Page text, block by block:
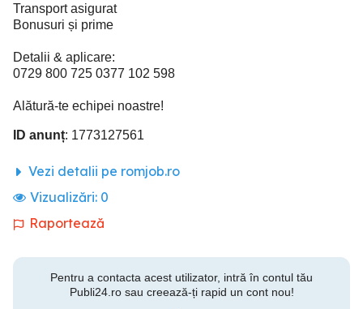
Transport asigurat
Bonusuri și prime
Detalii & aplicare:
0729 800 725 0377 102 598
Alătură-te echipei noastre!
ID anunț: 1773127561
Vezi detalii pe romjob.ro
Vizualizări: 0
Raportează
Pentru a contacta acest utilizator, intră în contul tău
Publi24.ro sau creează-ți rapid un cont nou!